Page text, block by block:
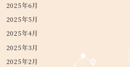
2025年6月
2025年5月
2025年4月
2025年3月
2025年2月